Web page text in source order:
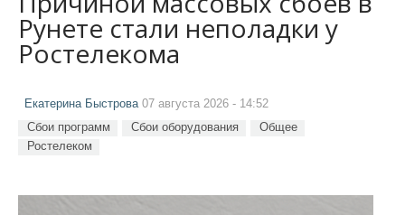
Рунете стали неполадки у
Ростелекома
Екатерина Быстрова07 августа 2026 - 14:52
Сбои программ Сбои оборудования
Общее
Ростелеком